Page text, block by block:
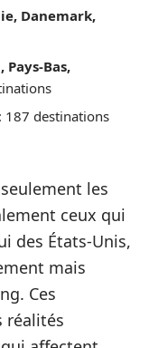
Danemark,
Bas,
: 187 destinations
les
ceux qui
des États-Unis,
mais
Ces
réalités